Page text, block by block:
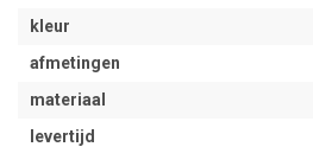
kleur
afmetingen
materiaal
levertijd